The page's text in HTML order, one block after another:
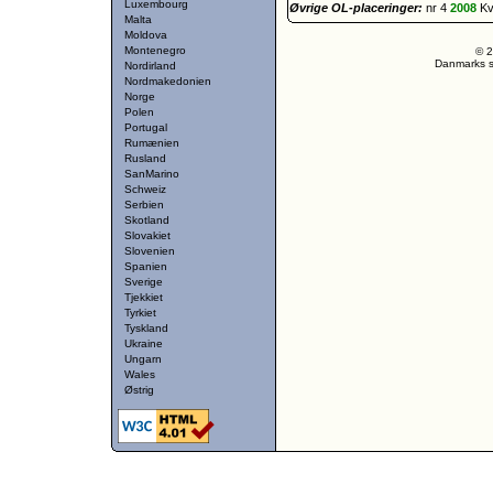
Luxembourg
Malta
Moldova
Montenegro
Nordirland
Nordmakedonien
Norge
Polen
Portugal
Rumænien
Rusland
SanMarino
Schweiz
Serbien
Skotland
Slovakiet
Slovenien
Spanien
Sverige
Tjekkiet
Tyrkiet
Tyskland
Ukraine
Ungarn
Wales
Østrig
Øvrige OL-placeringer: nr 4 2008
©
Danmarks